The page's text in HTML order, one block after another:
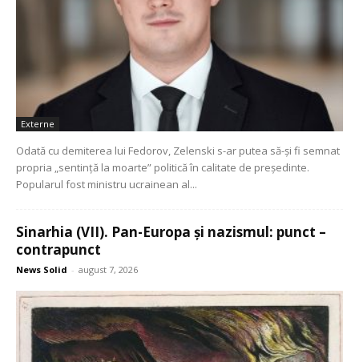
Externe
Odată cu demiterea lui Fedorov, Zelenski s-ar putea să-și fi semnat
propria „sentință la moarte” politică în calitate de președinte.
Popularul fost ministru ucrainean al...
Sinarhia (VII). Pan-Europa și nazismul: punct –
contrapunct
News Solid - august 7, 2026